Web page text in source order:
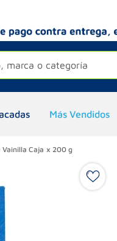
marca o categoría
Más Vendidos
Caja x 200 g